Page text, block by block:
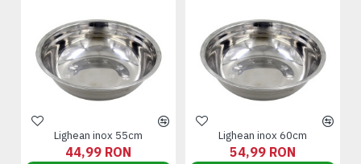
Lighean inox 55cm
44,99 RON
Lighean inox 60cm
54,99 RON